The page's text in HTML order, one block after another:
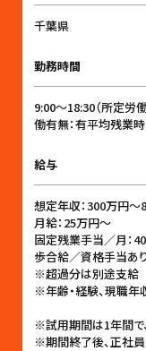
千葉県
勤務時間
9:00〜18:30（所定労
働有無：有平均残業
給与
想定年収：300万円〜
月給：25万円〜
固定残業手当／月：
歩合給／資格手当あ
※超過分は別途支給
※年齢・経験、現職年
※試用期間は1年間で
※期間終了後、正社員